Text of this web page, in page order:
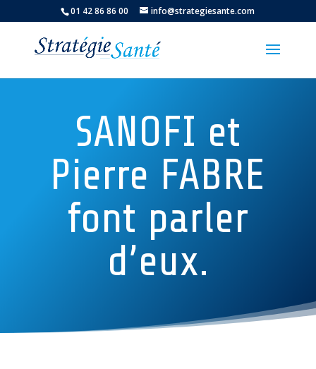
01 42 86 86 00 info@strategiesante.com
SANOFI et
Pierre FABRE
font parler
d’eux.